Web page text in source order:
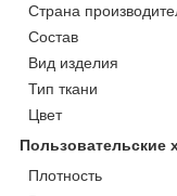
Страна
Состав
Вид изделия
Тип ткани
Цвет
Пользовательские
Плотность